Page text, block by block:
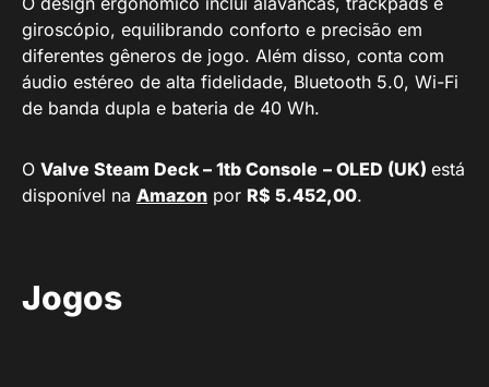
giroscópio, equilibrando conforto e precisão em
diferentes gêneros de jogo. Além disso, conta com
áudio estéreo de alta fidelidade, Bluetooth 5.0, Wi-Fi
de banda dupla e bateria de 40 Wh.
O Valve Steam Deck – 1tb Console – OLED (UK) está
disponível na Amazon por R$ 5.452,00.
Jogos